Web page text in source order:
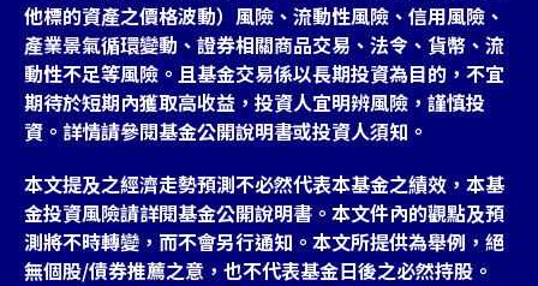
台灣
聯絡我們
他標的資產之價格波動）風險、流動性風險、信用風險、
產業景氣循環變動、證券相關商品交易、法令、貨幣、流
動性不足等風險。且基金交易係以長期投資為目的，不宜
期待於短期內獲取高收益，投資人宜明辨風險，謹慎投
資。詳情請參閱基金公開說明書或投資人須知。
本文提及之經濟走勢預測不必然代表本基金之績效，本基
金投資風險請詳閱基金公開說明書。本文件內的觀點及預
測將不時轉變，而不會另行通知。本文所提供為舉例，絕
無個股/債券推薦之意，也不代表基金日後之必然持股。